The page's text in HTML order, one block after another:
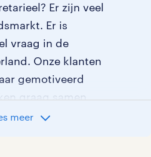
Er zijn veel
Er is
vraag in de
Onze klanten
gemotiveerd
graag samen
die het beste
meer